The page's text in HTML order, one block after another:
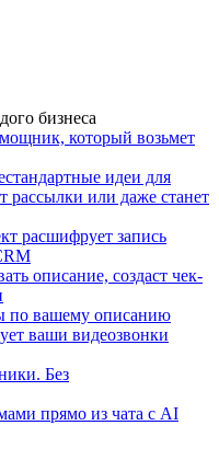
бизнеса
который возьмет
идеи для
рассылки или даже станет
расшифрует запись
описание, создаст чек-
по вашему описанию
ваши видеозвонки
Без
прямо из чата с AI